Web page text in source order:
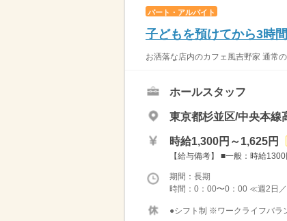
パート・アルバイト
子どもを預けてから3時
お洒落な店内のカフェ風吉野家 通常
ホールスタッフ
東京都杉並区/中央本線
時給1,300円～1,625円
【給与備考】 ■一般：時給
期間：長期
時間：0：00〜0：00 ≪週2日
●シフト制 ※ワークライフバラ